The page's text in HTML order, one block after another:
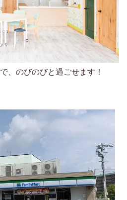
、のびのびと過ごせます！